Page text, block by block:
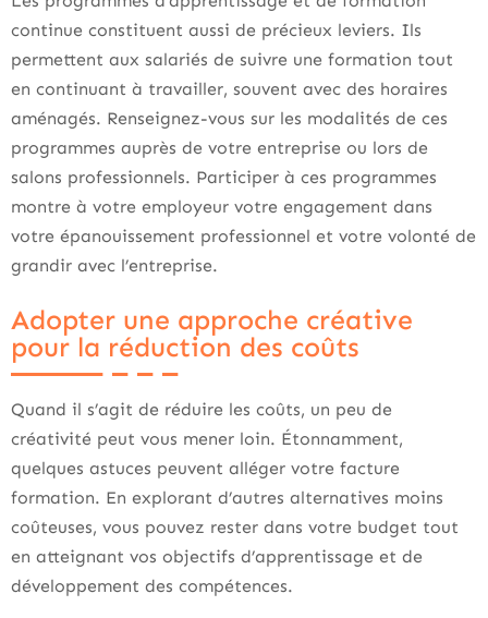
continue constituent aussi de précieux leviers. Ils
permettent aux salariés de suivre une formation tout
en continuant à travailler, souvent avec des horaires
aménagés. Renseignez-vous sur les modalités de ces
programmes auprès de votre entreprise ou lors de
salons professionnels. Participer à ces programmes
montre à votre employeur votre engagement dans
votre épanouissement professionnel et votre volonté de
grandir avec l’entreprise.
Adopter une approche créative
pour la réduction des coûts
Quand il s’agit de réduire les coûts, un peu de
créativité peut vous mener loin. Étonnamment,
quelques astuces peuvent alléger votre facture
formation. En explorant d’autres alternatives moins
coûteuses, vous pouvez rester dans votre budget tout
en atteignant vos objectifs d’apprentissage et de
développement des compétences.